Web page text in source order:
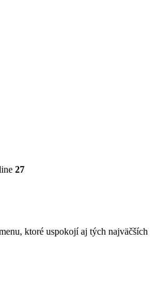
27
ktoré uspokojí aj tých najväčších